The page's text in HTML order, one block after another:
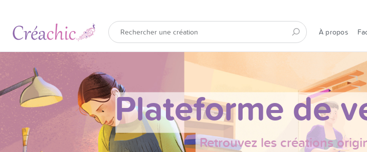
À propos
Plateforme de
Retrouvez les créations